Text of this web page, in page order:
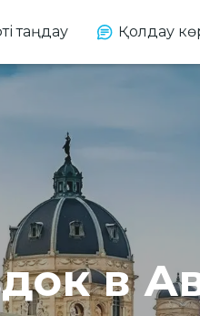
таңдау Қолдау
в